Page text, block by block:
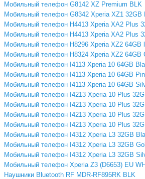
Мобильный телефон G8142 XZ Premium BLK
Мобильный телефон G8342 Xperia XZ1 32GB
Мобильный телефон H4413 Xperia XA2 Plus
Мобильный телефон H4413 Xperia XA2 Plus
Мобильный телефон H8296 Xperia XZ2 64GB
Мобильный телефон H8324 Xperia XZ2 64GB
Мобильный телефон I4113 Xperia 10 64GB
Мобильный телефон I4113 Xperia 10 64GB
Мобильный телефон I4113 Xperia 10 64GB
Мобильный телефон I4213 Xperia 10 Plus
Мобильный телефон I4213 Xperia 10 Plus
Мобильный телефон I4213 Xperia 10 Plus
Мобильный телефон I4213 Xperia 10 Plus
Мобильный телефон I4312 Xperia L3 32GB
Мобильный телефон I4312 Xperia L3 32GB
Мобильный телефон I4312 Xperia L3 32GB
Мобильный телефон Xperia Z3 (D6653) EU
Наушники Bluetooth RF MDR-RF895RK BLK